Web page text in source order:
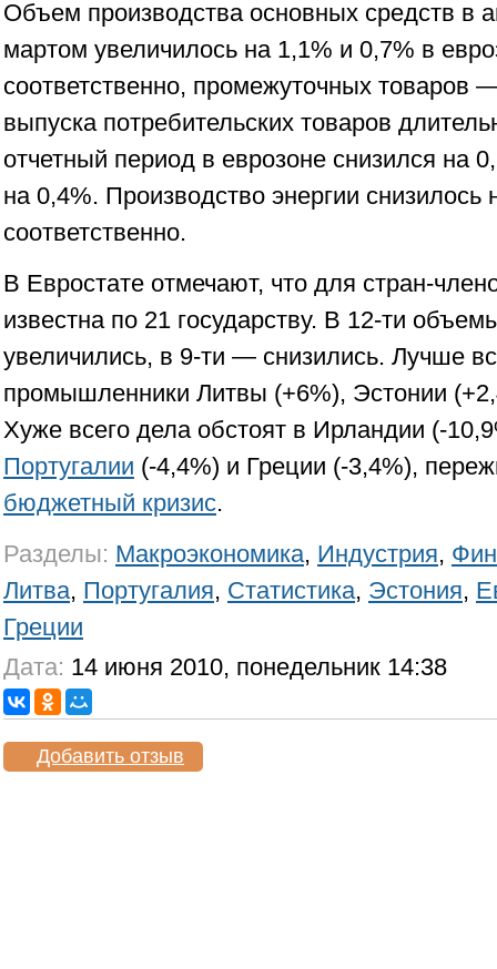
Объем производства основных средств в
мартом увеличилось на 1,1% и 0,7% в
соответственно, промежуточных
выпуска потребительских товаров
отчетный период в еврозоне снизился на
на 0,4%. Производство энергии снизилось
соответственно.
В Евростате отмечают, что для стран-
известна по 21 государству. В 12-ти
увеличились, в 9-ти — снизились. Лучше
промышленники Литвы (+6%), Эстонии
Хуже всего дела обстоят в Ирландии (-
Португалии (-4,4%) и Греции (-3,4%),
бюджетный кризис.
Разделы: Макроэкономика, Индустрия,
Литва, Португалия, Статистика, Эстония,
Греции
Дата: 14 июня 2010, понедельник 14:38
Добавить отзыв